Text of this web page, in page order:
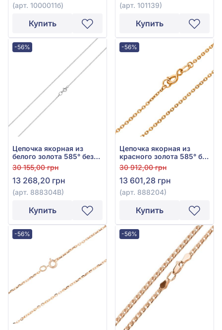
(арт. 1000011б)
Купить
(арт. 101139)
Купить
-56%
Цепочка якорная из
белого золота 585° без
вставки, арт. 888304В
30 155,00 грн
13 268,20 грн
(арт. 888304В)
Купить
-56%
Цепочка якорная из
красного золота 585° без
вставки, арт. 888204
30 912,00 грн
13 601,28 грн
(арт. 888204)
Купить
-56% -56%